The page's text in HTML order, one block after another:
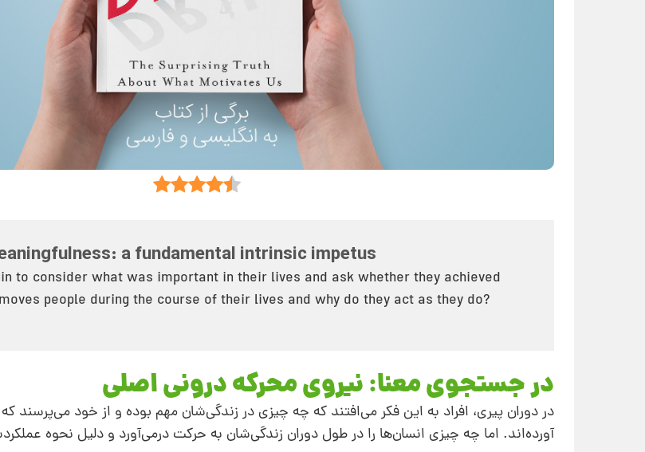
a fundamental intrinsic impetus
to consider what was important in their lives and ask whether they achieved
people during the course of their lives and why do they act as they do?
در جستجوی معنا: نیروی محرکه درونی اصلی
در دوران پیری، افراد به این فکر می‌افتند که چه چیزی در زندگی‌شان مهم بوده و از خود می‌پرسند
آورده‌اند. اما چه چیزی انسان‌ها را در طول دوران زندگی‌شان به حرکت درمی‌آورد و دلیل نحوه